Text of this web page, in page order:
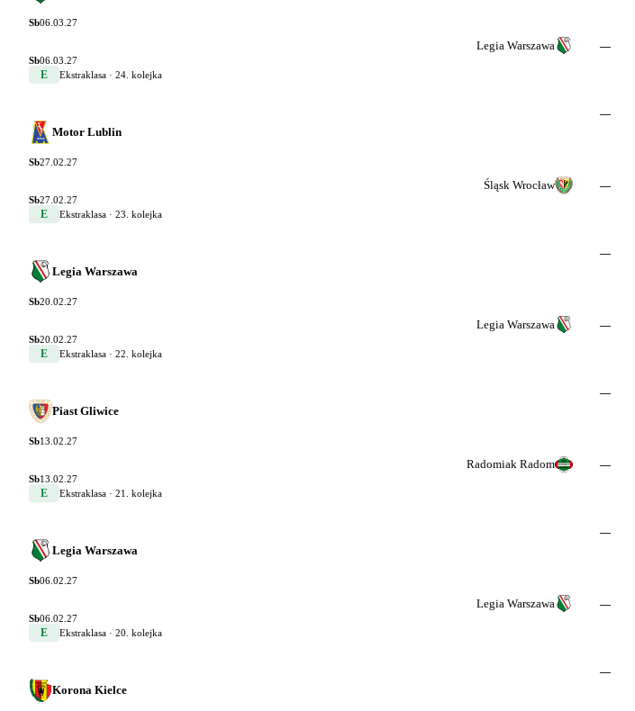
Sb06.03.27
Legia Warszawa —
Sb06.03.27
E Ekstraklasa · 24. kolejka
—
Motor Lublin
Sb27.02.27
Śląsk Wrocław —
Sb27.02.27
E Ekstraklasa · 23. kolejka
—
Legia Warszawa
Sb20.02.27
Legia Warszawa —
Sb20.02.27
E Ekstraklasa · 22. kolejka
—
Piast Gliwice
Sb13.02.27
Radomiak Radom —
Sb13.02.27
E Ekstraklasa · 21. kolejka
—
Legia Warszawa
Sb06.02.27
Legia Warszawa —
Sb06.02.27
E Ekstraklasa · 20. kolejka
—
Korona Kielce